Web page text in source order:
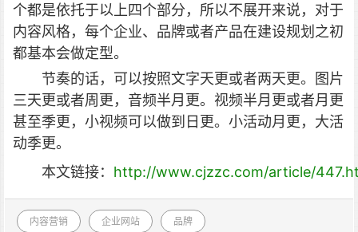
个都是依托于以上四个部分，所以不展开来说，对于
内容风格，每个企业、品牌或者产品在建设规划之初
都基本会做定型。
节奏的话，可以按照文字天更或者两天更。图片
三天更或者周更，音频半月更。视频半月更或者月更
甚至季更，小视频可以做到日更。小活动月更，大活
动季更。
本文链接： http://www.cjzzc.com/article/
内容营销 企业网站 品牌